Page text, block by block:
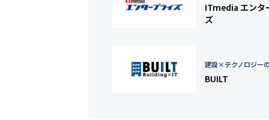
ITmedia エンタ
ズ
建設×テクノロジー
BUILT